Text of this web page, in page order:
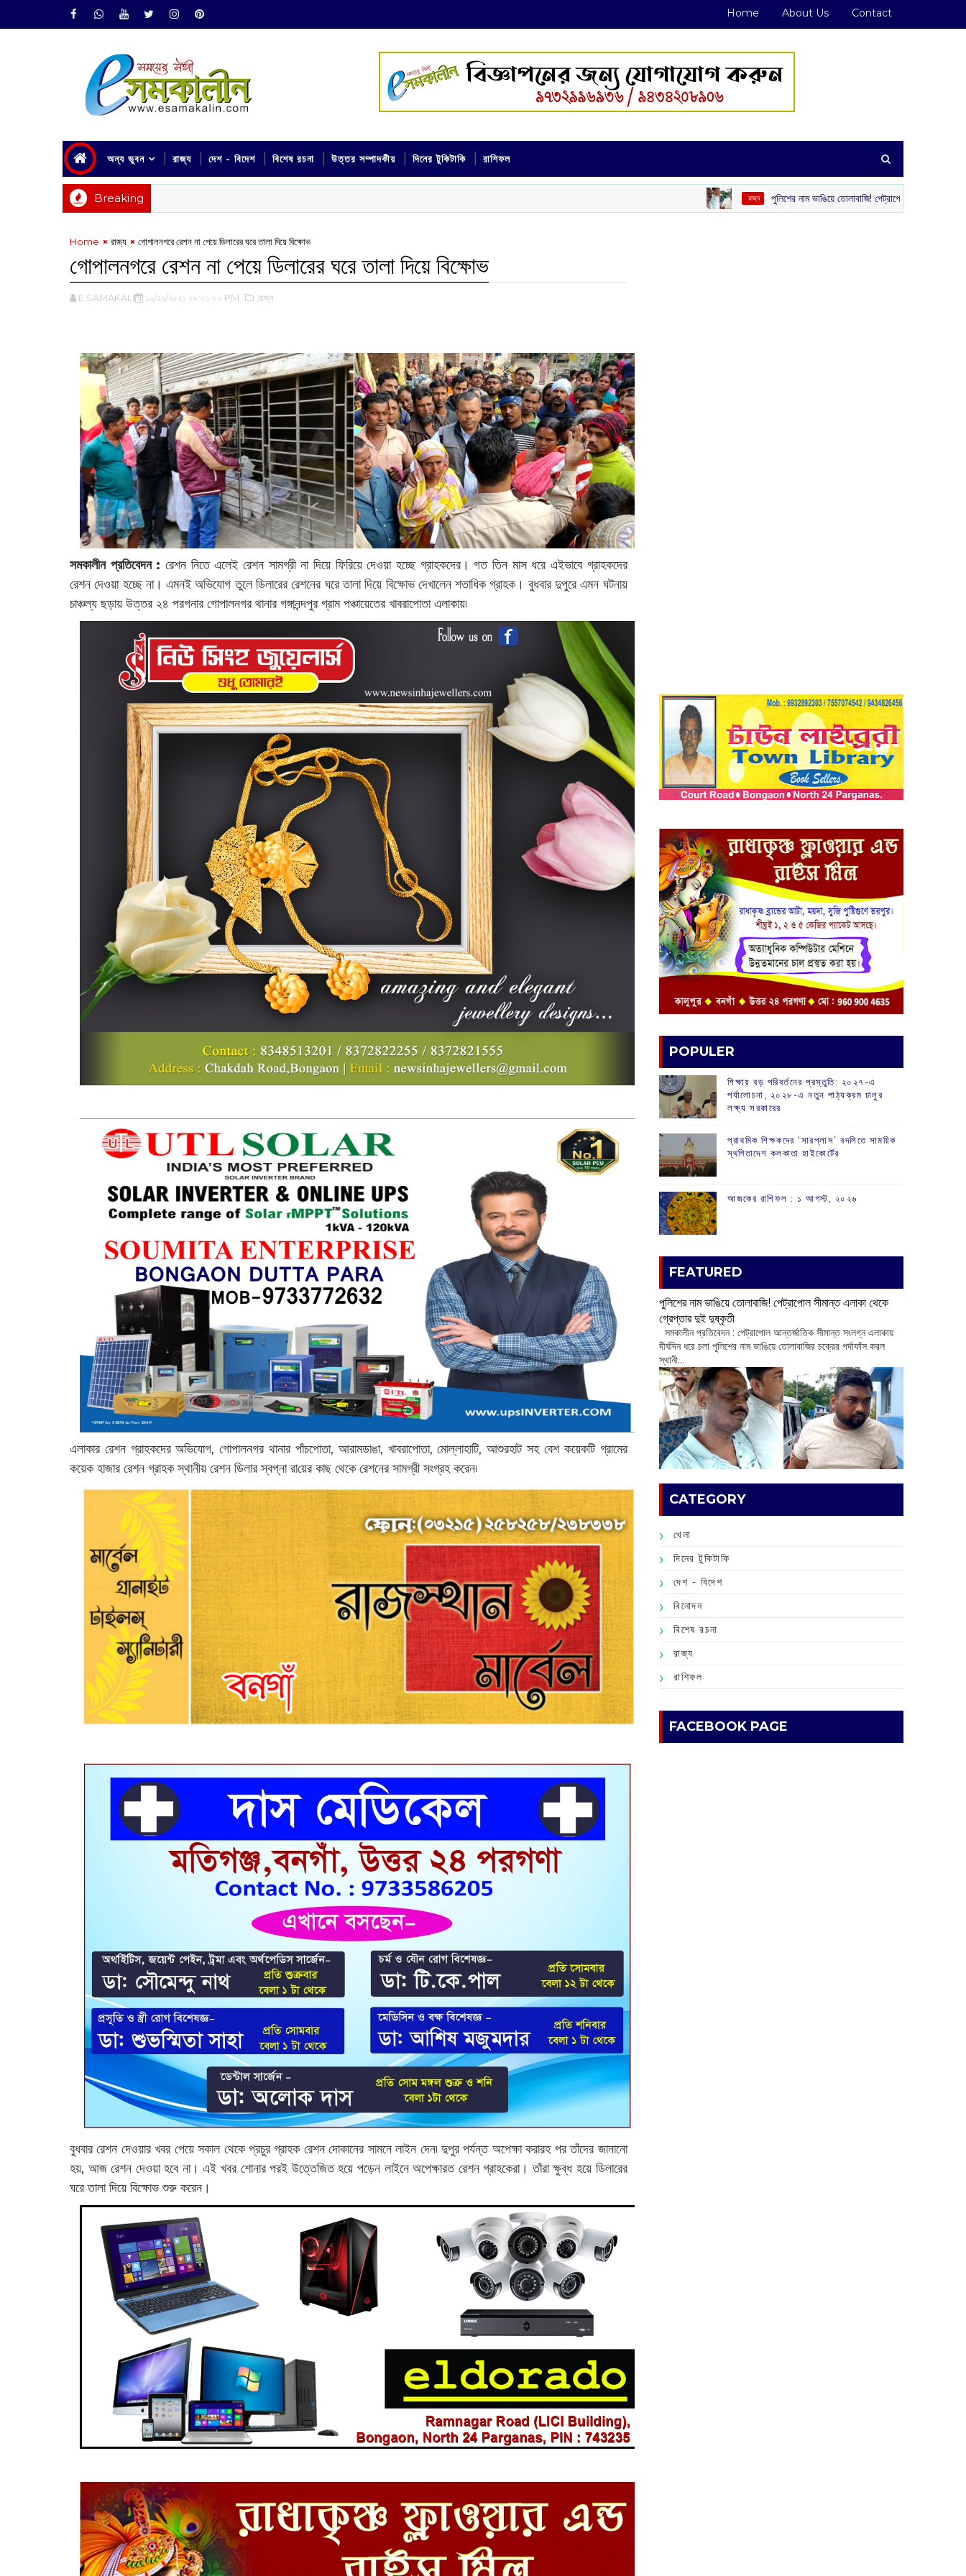
Home About Us Contact
অন্য ভুবন রাজ্য দেশ - বিদেশ বিশেষ রচনা উত্তর সম্পাদকীয় দিনের টুকিটাকি রাশিফল
Breaking পুলিশের নাম ভাঙিয়ে তোলাবাজি! পেট্রাপোল সীমান্ত এলাকা থেকে গ্রেপ্তার দুই
Home রাজ্য গোপালনগরে রেশন না পেয়ে ডিলারের ঘরে তালা দিয়ে বিক্ষোভ
গোপালনগরে রেশন না পেয়ে ডিলারের ঘরে তালা দিয়ে বিক্ষোভ
E SAMAKALIN ১২/২২/২০২১ ০৮:০১:০০ PM ,রাজ্য
সমকালীন প্রতিবেদন : ‌রেশন নিতে এলেই রেশন সামগ্রী না দিয়ে ফিরিয়ে দেওয়া হচ্ছে গ্রাহকদের। গত ‌তিন মাস ধরে এইভাবে গ্রাহকদের
রেশন দেওয়া হচ্ছে না। এমনই অভিযোগ তুলে ডিলারের রেশনের ঘরে তালা দিয়ে বিক্ষোভ দেখালেন শতাধিক গ্রাহক। বুধবার দুপুরে এমন ঘটনায়
চাঞ্চল্য ছড়ায় উত্তর ২৪ পরগনার গোপালনগর থানার গঙ্গানন্দপুর গ্রাম পঞ্চায়েতের খাবরাপোতা এলাকায়৷
এলাকার রেশন গ্রাহকদের অভিযোগ, গোপালনগর থানার পাঁচপোতা, আরামডাঙা, খাবরাপোতা, মোল্লাহাটি, আশুরহাট সহ বেশ কয়েকটি গ্রামের
কয়েক হাজার রেশন গ্রাহক স্থানীয় রেশন ডিলার স্বপ্না রা‌য়ের কাছ থেকে রেশনের সামগ্রী সংগ্রহ করেন৷
বুধবার রেশন দেওয়ার খবর পেয়ে সকাল থেকে প্রচুর গ্রাহক রেশন দোকানের সামনে লাইন দেন৷ দুপুর পর্যন্ত অপেক্ষা করারহ পর তাঁদের জানানো
হয়, আজ রেশন দেওয়া হবে না। এই খবর শোনার পরই উত্তেজিত হয়ে পড়েন লাইনে অপেক্ষারত রেশন গ্রাহকেরা। তাঁরা ক্ষুব্ধ হয়ে ডিলারের
ঘরে তালা দিয়ে বিক্ষোভ শুরু করেন।
POPULER
শিক্ষায় বড় পরিবর্তনের প্রস্তুতি: ২০২৭-এ
পর্যালোচনা, ২০২৮-এ নতুন পাঠ্যক্রম চালুর
লক্ষ্য সরকারের
প্রাথমিক শিক্ষকদের ‘সারপ্লাস’ বদলিতে সাময়িক
স্থগিতাদেশ কলকাতা হাইকোর্টের
আজকের রাশিফল :‌ ‌‌১ আগস্ট, ২০২৬
FEATURED
পুলিশের নাম ভাঙিয়ে তোলাবাজি! পেট্রাপোল সীমান্ত এলাকা থেকে
গ্রেপ্তার দুই দুষ্কৃতী
সমকালীন প্রতিবেদন : পেট্রাপোল আন্তর্জাতিক সীমান্ত সংলগ্ন এলাকায়
দীর্ঘদিন ধরে চলা পুলিশের নাম ভাঙিয়ে তোলাবাজির চক্রের পর্দাফাঁস করল
স্থানী...
CATEGORY
খেলা
দিনের টুকিটাকি
দেশ - বিদেশ
বিনোদন
বিশেষ রচনা
রাজ্য
রাশিফল
FACEBOOK PAGE